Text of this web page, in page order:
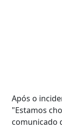
Após o
"Estamos
comunicado